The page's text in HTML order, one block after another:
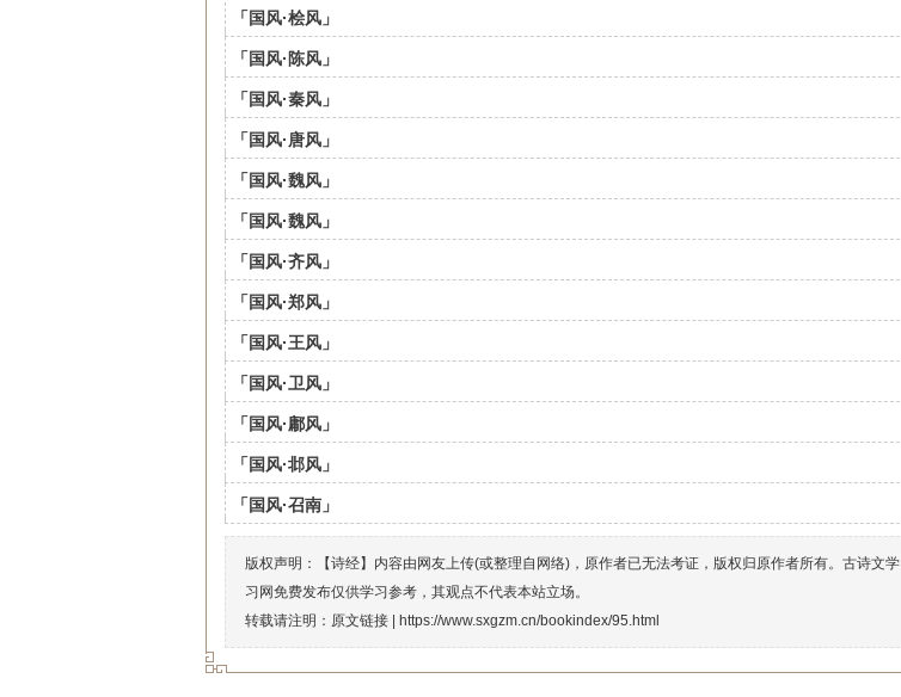
「国风·桧风」
「国风·陈风」
「国风·秦风」
「国风·唐风」
「国风·魏风」
「国风·魏风」
「国风·齐风」
「国风·郑风」
「国风·王风」
「国风·卫风」
「国风·鄘风」
「国风·邶风」
「国风·召南」
版权声明：【诗经】内容由网友上传(或整理自网络)，原作者已无法考证，版权归原作者所有。古诗文学
习网免费发布仅供学习参考，其观点不代表本站立场。
转载请注明：原文链接 |
https://www.sxgzm.cn/bookindex/95.html